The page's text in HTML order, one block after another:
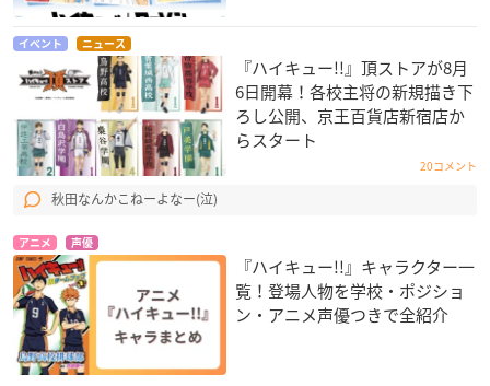
イベント ニュース
『ハイキュー!!』頂ストアが8月
6日開幕！各校主将の新規描き下
ろし公開、京王百貨店新宿店か
らスタート
20コメント
秋田なんかこねーよなー(泣)
アニメ 声優
『ハイキュー!!』キャラクター一
覧！登場人物を学校・ポジショ
ン・アニメ声優つきで全紹介